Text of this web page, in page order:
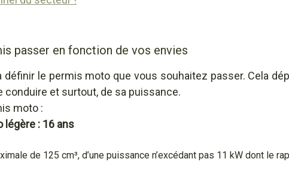
passer en fonction de vos envies
définir le permis moto que vous souhaitez passer. Cela
conduire et surtout, de sa puissance.
moto :
légère : 16 ans
de 125 cm³, d’une puissance n’excédant pas 11 kW dont le